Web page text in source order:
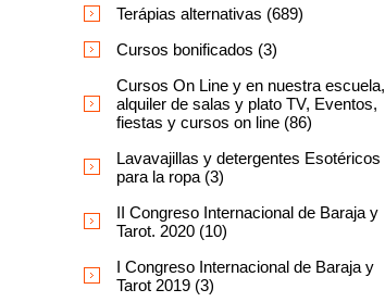
Terápias alternativas (689)
Cursos bonificados (3)
Cursos On Line y en nuestra escuela,
alquiler de salas y plato TV, Eventos,
fiestas y cursos on line (86)
Lavavajillas y detergentes Esotéricos
para la ropa (3)
II Congreso Internacional de Baraja y
Tarot. 2020 (10)
I Congreso Internacional de Baraja y
Tarot 2019 (3)